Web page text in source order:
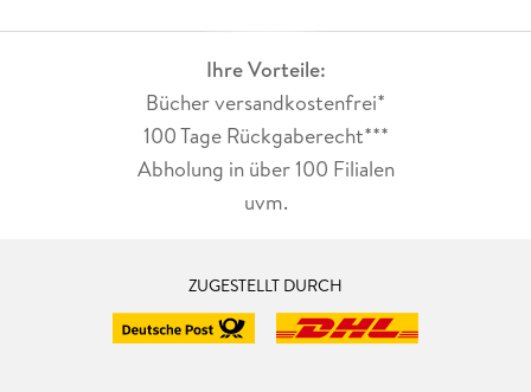
Ihre Vorteile:
Bücher versandkostenfrei*
100 Tage Rückgaberecht***
Abholung in über 100 Filialen
uvm.
ZUGESTELLT DURCH